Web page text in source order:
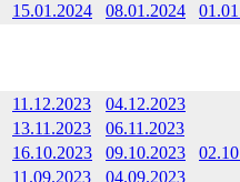
15.01.2024 08.01.2024
11.12.2023
04.12.2023
13.11.2023
06.11.2023
16.10.2023 09.10.2023
11.09.2023 04.09.2023